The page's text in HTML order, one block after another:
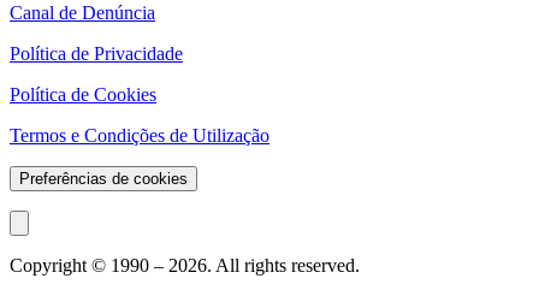
Canal de Denúncia
Política de Privacidade
Política de Cookies
Termos e Condições de Utilização
Preferências de cookies
Copyright © 1990 – 2026. All rights reserved.